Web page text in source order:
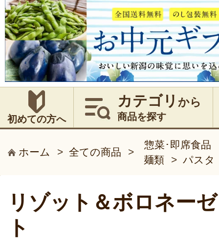
初めての方へ
カテゴリ から
商品を探す
ホーム > 全ての商品 >
惣菜･即席食品
麺類
> パスタ
リゾット＆ボロネー
ト